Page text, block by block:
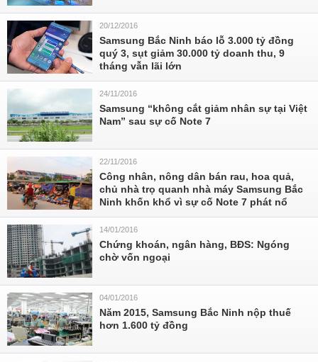
20/12/2016
Samsung Bắc Ninh báo lỗ 3.000 tỷ đồng
quý 3, sụt giảm 30.000 tỷ doanh thu, 9
tháng vẫn lãi lớn
24/11/2016
Samsung “không cắt giảm nhân sự tại Việt
Nam” sau sự cố Note 7
22/11/2016
Công nhân, nông dân bán rau, hoa quả,
chủ nhà trọ quanh nhà máy Samsung Bắc
Ninh khốn khổ vì sự cố Note 7 phát nổ
14/01/2016
Chứng khoán, ngân hàng, BĐS: Ngóng
chờ vốn ngoại
04/01/2016
Năm 2015, Samsung Bắc Ninh nộp thuế
hơn 1.600 tỷ đồng